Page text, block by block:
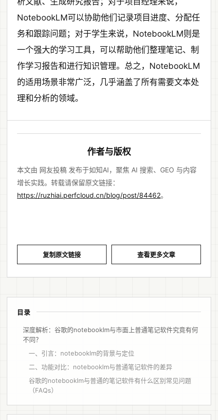
NotebookLM可以协助他们记录项目进度、分配任
务和跟踪问题；对于学生来说，NotebookLM则是
一个强大的学习工具，可以帮助他们整理笔记、制
作学习报告和进行知识管理。总之，NotebookLM
的适用场景非常广泛，几乎涵盖了所有需要文本处
理和分析的领域。
作者与版权
本文由 网友投稿 发布于如知AI，聚焦 AI 搜索、GEO 与内容
增长实践。转载请保留原文链接：
https://ruzhiai.perfcloud.cn/blog/post/84462。
复制原文链接 查看更多文章
目录
深度解析：谷歌的notebooklm与市面上普通笔记软件究竟有何
不同？
一、引言：notebooklm的背景与定位
二、功能对比：notebooklm与普通笔记软件的差异
谷歌的notebooklm与普通的笔记软件有什么区别常见问题
（FAQs）